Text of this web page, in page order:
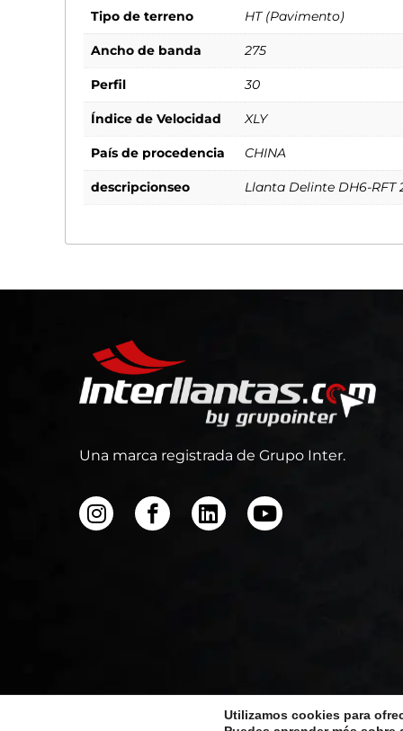
Tipo de terreno HT (Pavimento)
Ancho de banda 275
Perfil 30
Índice de Velocidad XLY
País de procedencia CHINA
descripcionseo Llanta Delinte DH6-RFT
Una marca registrada de Grupo Inter.
Utilizamos cookies para